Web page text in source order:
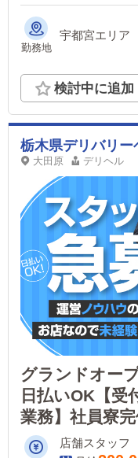
勤務地
宇都宮エリア
検討中に追加
大田原 デリヘル
グランドオー
日払いOK【受
業務】社員寮
お店なので未
店舗スタッフ